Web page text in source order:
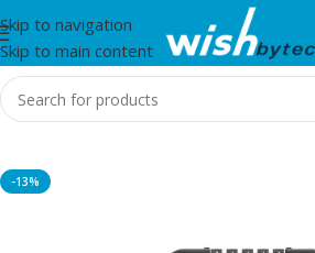
Skip to navigation
Skip to main content
Home/Xiaomi
-13%